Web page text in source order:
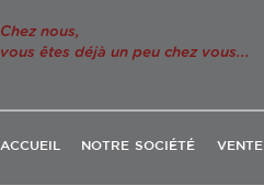
Chez nous,
vous êtes déjà un peu chez vous...
ACCUEIL NOTRE SOCIÉTÉ VENTE